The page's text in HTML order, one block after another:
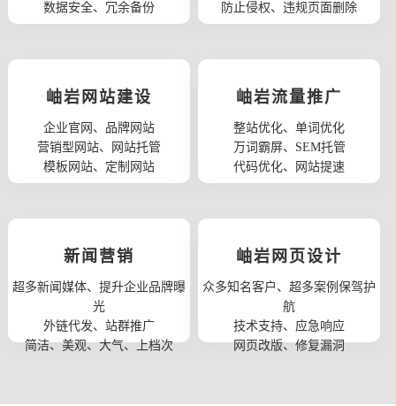
数据安全、冗余备份
防止侵权、违规页面删除
岫岩网站建设
企业官网、品牌网站
营销型网站、网站托管
模板网站、定制网站
岫岩流量推广
整站优化、单词优化
万词霸屏、SEM托管
代码优化、网站提速
新闻营销
超多新闻媒体、提升企业品牌曝
光
外链代发、站群推广
简洁、美观、大气、上档次
岫岩网页设计
众多知名客户、超多案例保驾护
航
技术支持、应急响应
网页改版、修复漏洞